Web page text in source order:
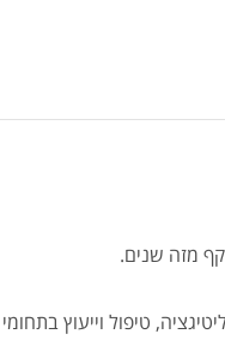
מזה שנים.
טיפול וייעוץ